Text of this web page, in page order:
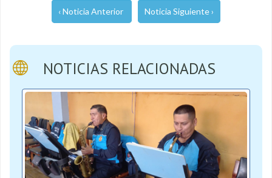
‹ Noticia Anterior Noticia Siguiente ›
NOTICIAS RELACIONADAS